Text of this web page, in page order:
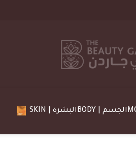
SKIN | البشرة BODY | الجسم